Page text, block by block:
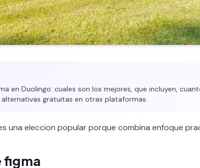
en Duolingo: cuales son los mejores, que incluyen,
gratuitas en otras plataformas.
una eleccion popular porque combina enfoque
figma